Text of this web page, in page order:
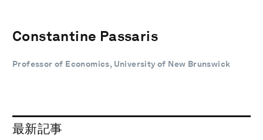
Constantine Passaris
Professor of Economics, University of New Brunswick
最新記事